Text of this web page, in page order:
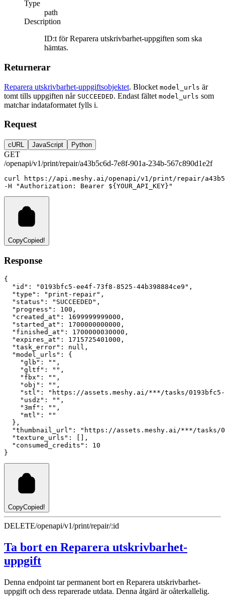
Type
path
Description
ID:t för Reparera utskrivbarhet-uppgiften som ska
hämtas.
Returnerar
Reparera utskrivbarhet-uppgiftsobjektet. Blocket model_urls är
tomt tills uppgiften når SUCCEEDED. Endast fältet model_urls som
matchar indataformatet fylls i.
Request
cURL JavaScript Python
GET
/openapi/v1/print/repair/a43b5c6d-7e8f-901a-234b-567c890d1e2f
curl
https://api.meshy.ai/openapi/v1/print/repair/
-H
"Authorization: Bearer ${YOUR_API_KEY}"
CopyCopied!
Response
{
"id" : "0193bfc5-ee4f-73f8-8525-44b398884ce9" ,
"type" : "print-repair" ,
"status" : "SUCCEEDED" ,
"progress" : 100 ,
"created_at" : 1699999999000 ,
"started_at" : 1700000000000 ,
"finished_at" : 1700000030000 ,
"expires_at" : 1715725401000 ,
"task_error" : null ,
"model_urls" :
{
"glb" : "" ,
"gltf" : "" ,
"fbx" : "" ,
"obj" : "" ,
"stl" :
"https://assets.meshy.ai/***/tasks/0193bfc5-
"usdz" : "" ,
"3mf" : "" ,
"mtl" :
""
  }
,
"thumbnail_url" :
"https://assets.meshy.ai/***/tasks/
"texture_urls" :
,
"consumed_credits" :
10
}
CopyCopied!
DELETE/openapi/v1/print/repair/:id
Ta bort en Reparera utskrivbarhet-
uppgift
Denna endpoint tar permanent bort en Reparera utskrivbarhet-
uppgift och dess reparerade utdata. Denna åtgärd är oåterkallelig.